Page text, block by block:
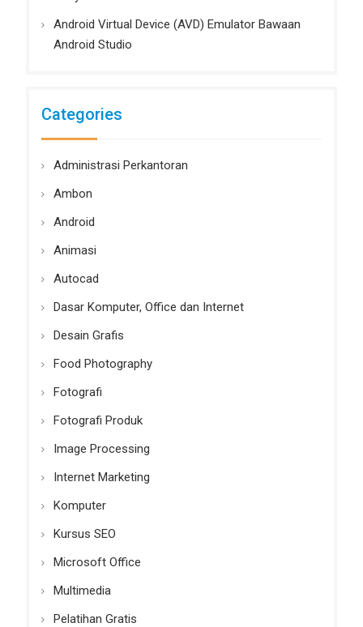
Android Virtual Device (AVD) Emulator Bawaan
Android Studio
Categories
Administrasi Perkantoran
Ambon
Android
Animasi
Autocad
Dasar Komputer, Office dan Internet
Desain Grafis
Food Photography
Fotografi
Fotografi Produk
Image Processing
Internet Marketing
Komputer
Kursus SEO
Microsoft Office
Multimedia
Pelatihan Gratis